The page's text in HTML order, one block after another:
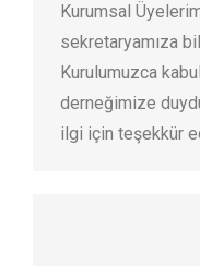
Kurumsal
sekretaryamıza
Kurulumuzca
derneğimize
ilgi için teşekkür